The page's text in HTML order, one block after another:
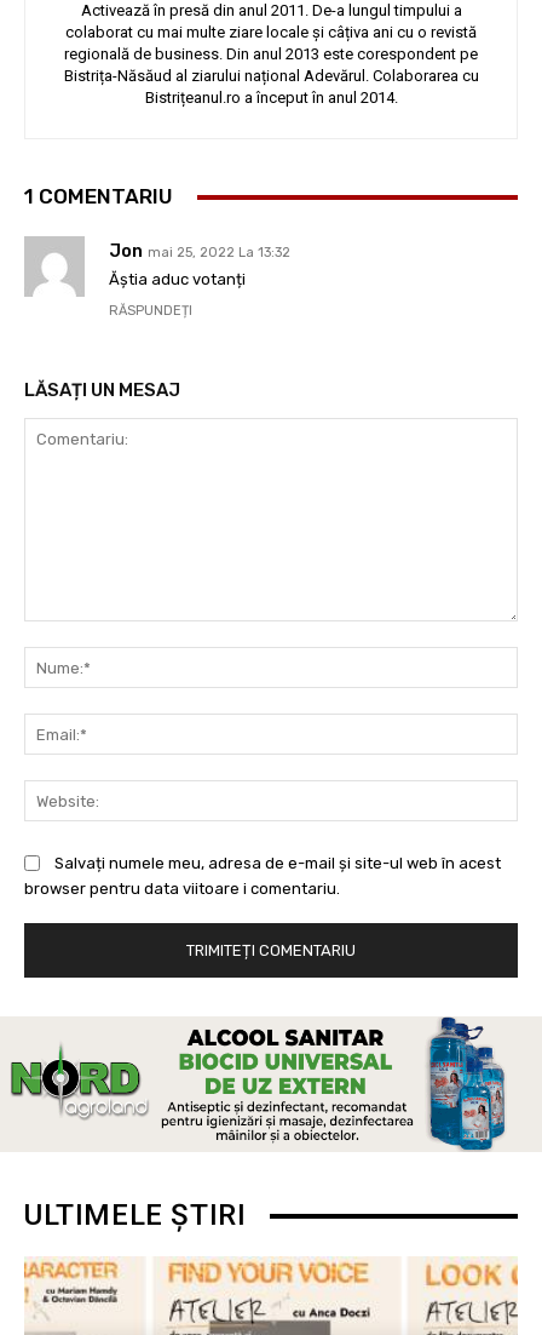
Activează în presă din anul 2011. De-a lungul timpului a
colaborat cu mai multe ziare locale și câțiva ani cu o revistă
regională de business. Din anul 2013 este corespondent pe
Bistrița-Năsăud al ziarului național Adevărul. Colaborarea cu
Bistrițeanul.ro a început în anul 2014.
1 COMENTARIU
Jon mai 25, 2022 La 13:32
Ăștia aduc votanți
RĂSPUNDEȚI
LĂSAȚI UN MESAJ
Salvați numele meu, adresa de e-mail și site-ul web în acest
browser pentru data viitoare i comentariu.
ULTIMELE ȘTIRI